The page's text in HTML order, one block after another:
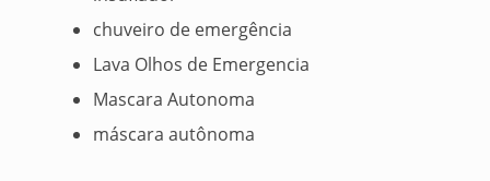
chuveiro de emergência
Lava Olhos de Emergencia
Mascara Autonoma
máscara autônoma